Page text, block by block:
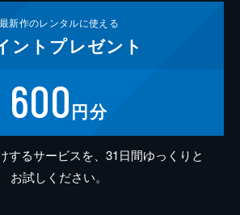
最新作のレンタルに使える
ント プレゼント
600円分
するサービスを、31日間ゆっくりと
お試しください。